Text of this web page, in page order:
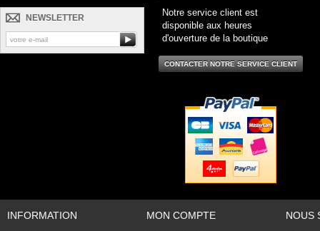
NEWSLETTER
Notre service client est
disponible aux heures
d'ouverture de la boutique
CONTACTER NOTRE SERVICE CLIENT
INFORMATION MON COMPTE NOUS